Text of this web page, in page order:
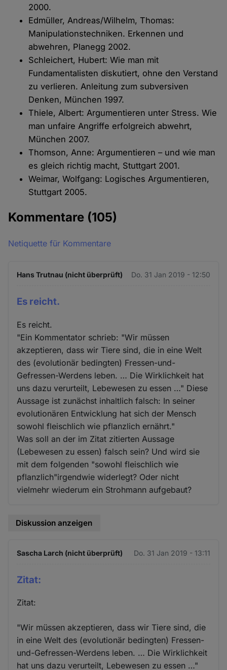
2000.
Edmüller, Andreas/Wilhelm, Thomas:
Manipulationstechniken. Erkennen und
abwehren, Planegg 2002.
Schleichert, Hubert: Wie man mit
Fundamentalisten diskutiert, ohne den Verstand
zu verlieren. Anleitung zum subversiven
Denken, München 1997.
Thiele, Albert: Argumentieren unter Stress. Wie
man unfaire Angriffe erfolgreich abwehrt,
München 2007.
Thomson, Anne: Argumentieren – und wie man
es gleich richtig macht, Stuttgart 2001.
Weimar, Wolfgang: Logisches Argumentieren,
Stuttgart 2005.
Kommentare (105)
Netiquette für Kommentare
Hans Trutnau (nicht überprüft) Do. 31 Jan 2019 - 12:50
Es reicht.
Es reicht.
"Ein Kommentator schrieb: "Wir müssen
akzeptieren, dass wir Tiere sind, die in eine Welt
des (evolutionär bedingten) Fressen-und-
Gefressen-Werdens leben. … Die Wirklichkeit hat
uns dazu verurteilt, Lebewesen zu essen …" Diese
Aussage ist zunächst inhaltlich falsch: In seiner
evolutionären Entwicklung hat sich der Mensch
sowohl fleischlich wie pflanzlich ernährt."
Was soll an der im Zitat zitierten Aussage
(Lebewesen zu essen) falsch sein? Und wird sie
mit dem folgenden "sowohl fleischlich wie
pflanzlich"irgendwie widerlegt? Oder nicht
vielmehr wiederum ein Strohmann aufgebaut?
Diskussion anzeigen
Sascha Larch (nicht überprüft) Do. 31 Jan 2019 - 13:11
Zitat:
Zitat:
"Wir müssen akzeptieren, dass wir Tiere sind, die
in eine Welt des (evolutionär bedingten) Fressen-
und-Gefressen-Werdens leben. … Die Wirklichkeit
hat uns dazu verurteilt, Lebewesen zu essen …"